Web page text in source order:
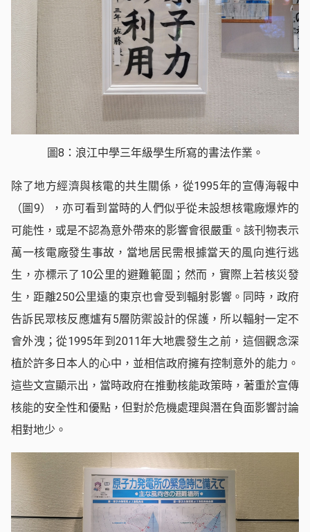
圖8：浪江中學三年級學生所寫的書法作業。
除了地方經濟與核電的共生關係，從1995年的宣傳海報中
（圖9），亦可看到當時的人們似乎從未設想核電廠爆炸的
可能性，或是不認為意外帶來的影響會很嚴重。該刊物表示
萬一核電廠發生事故，當地居民需根據當天的風向進行逃
生，亦標示了10公里的避難範圍；然而，實際上若核災發
生，距離250公里遠的東京也會受到輻射影響。同時，政府
告訴民眾核反應爐有5層防禦設計的保護，所以輻射一定不
會外洩；從1995年到2011年大地震發生之前，這個觀念深
植於許多日本人的心中，並相信政府擁有控制意外的能力。
這些文宣顯示出，當時政府在推動核能政策時，著重於宣傳
核能的安全性和優點，但對於危機處理與潛在負面影響討論
相對地少。